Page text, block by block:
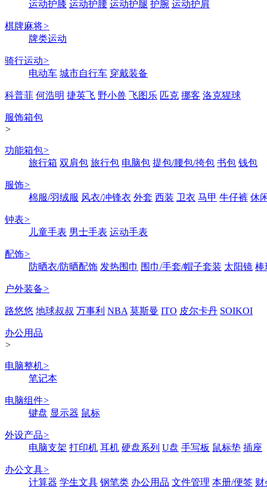
运动护膝 运动护腰 运动护腿 护腕 运动护肩
棋牌麻将>
牌类运动
骑行运动>
电动车 城市自行车 穿戴装备
科普菲 何浩明 捷英飞 野小兽 飞图乐 匹克 挪客 洛克猩球
服饰箱包
>
功能箱包>
旅行箱 双肩包 旅行包 电脑包 提包/腰包/挎包 书包 钱包
服饰>
棉服/羽绒服 风衣/冲锋衣 外套 西装 卫衣 马甲 牛仔裤 休
钟表>
儿童手表 男士手表 运动手表
配饰>
防晒衣/防晒配饰 发热围巾 围巾/手套/帽子套装 太阳镜 棒
户外装备>
路悠悠 地球叔叔 万事利 NBA 莫斯曼 ITO 皮尔卡丹 SOIKOI
办公用品
>
电脑整机>
笔记本
电脑组件>
键盘 显示器 鼠标
外设产品>
电脑支架 打印机 耳机 硬盘系列 U盘 手写板 鼠标垫 插座
办公文具>
计算器 学生文具 钢笔类 办公用品 文件管理 本册/便签 财